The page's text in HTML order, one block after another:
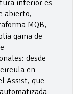
interior es
abierto,
MQB,
gama de
desde
en
Assist, que